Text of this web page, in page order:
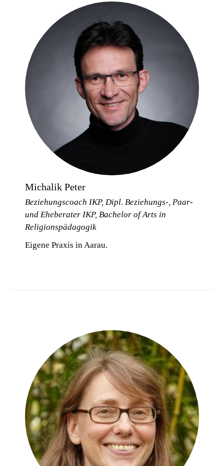
Michalik Peter
Beziehungscoach IKP, Dipl. Beziehungs-, Paar-
und Eheberater IKP, Bachelor of Arts in
Religionspädagogik
Eigene Praxis in Aarau.